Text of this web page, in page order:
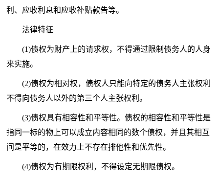
利、应收利息和应收补贴款告等。
法律特征
(1)债权为财产上的请求权，不得通过限制债务人的人身
来实施。
(2)债权为相对权，债权人只能向特定的债务人主张权利
不得向债务人以外的第三个人主张权利。
(3)债权具有相容性和平等性。债权的相容性和平等性是
指同一标的物上可以成立内容相同的数个债权，并且其相互
间是平等的，在效力上不存在排他性和优先性。
(4)债权为有期限权利，不得设定无期限债权。